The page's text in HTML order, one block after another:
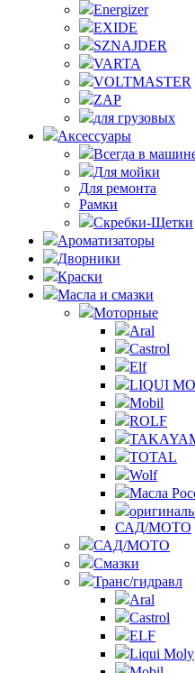
Energizer
EXIDE
SZNAJDER
VARTA
VOLTMASTER
ZAP
для грузовых
Аксессуары
Всегда в
Для мойки
Для ремонта
Рамки
Скребки-Щетки
Ароматизаторы
Дворники
Краски
Масла и смазки
Моторные
Aral
Castrol
Elf
LIQUI
Mobil
ROLF
TOTAL
Wolf
Масла
САД/МОТО
САД/МОТО
Смазки
Транс/гидравл
Aral
Castrol
ELF
Liqui Moly